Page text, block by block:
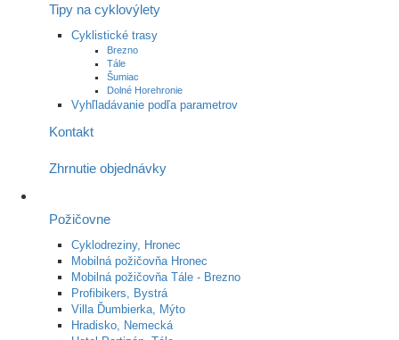
Tipy na cyklovýlety
Cyklistické trasy
Brezno
Tále
Šumiac
Dolné Horehronie
Vyhľladávanie podľa parametrov
Kontakt
Zhrnutie objednávky
Požičovne
Cyklodreziny, Hronec
Mobilná požičovňa Hronec
Mobilná požičovňa Tále - Brezno
Profibikers, Bystrá
Villa Ďumbierka, Mýto
Hradisko, Nemecká